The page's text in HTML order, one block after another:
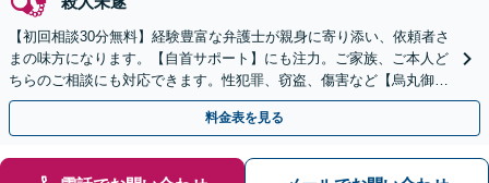
【初回相談30分無料】経験豊富な弁護士が親身に寄り添い、依頼者さ
まの味方になります。【自首サポート】にも注力。ご家族、ご本人ど
ちらのご相談にも対応できます。性犯罪、窃盗、傷害など【烏丸御池
駅7分】
料金表を見る